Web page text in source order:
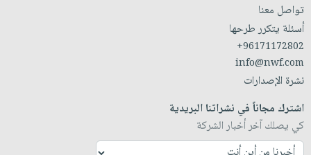
تواصل معنا
أسئلة يتكرر طرحها
+96171172802
info@nwf.com
نشرة الإصدارات
اشترك مجاناً في نشراتنا البريدية
كي يصلك آخر أخبار الشركة